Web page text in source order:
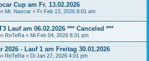
Cup am Fr. 13.02.2026
Mr. Nascar « Fr Feb 13, 2026 8:01 am
Lauf am 06.02.2026 *** Canceled ***
RoTeRa « Mi Feb 04, 2026 8:31 pm
2026 - Lauf 1 am Freitag 30.01.2026
RoTeRa « Di Jan 27, 2026 4:01 pm